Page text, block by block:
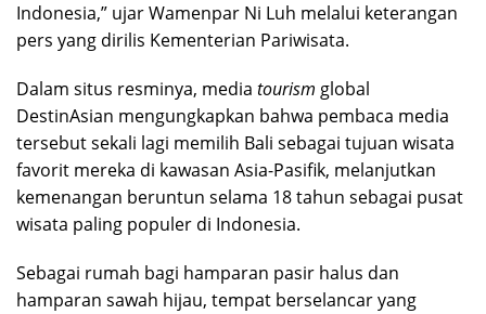
Indonesia,” ujar Wamenpar Ni Luh melalui keterangan
pers yang dirilis Kementerian Pariwisata.
Dalam situs resminya, media tourism global
DestinAsian mengungkapkan bahwa pembaca media
tersebut sekali lagi memilih Bali sebagai tujuan wisata
favorit mereka di kawasan Asia-Pasifik, melanjutkan
kemenangan beruntun selama 18 tahun sebagai pusat
wisata paling populer di Indonesia.
Sebagai rumah bagi hamparan pasir halus dan
hamparan sawah hijau, tempat berselancar yang